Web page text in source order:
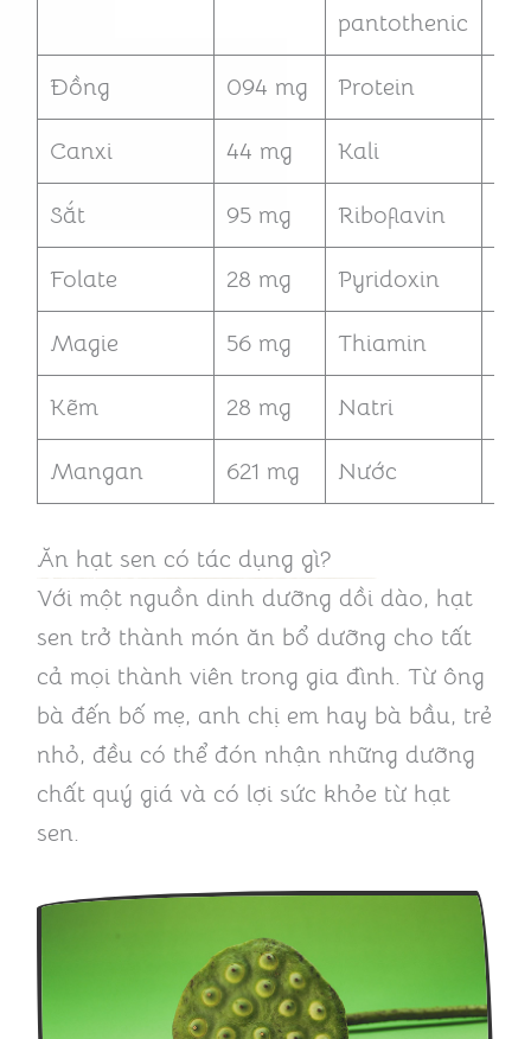
pantothenic
Đồng 094 mg Protein
Canxi 44 mg Kali
Sắt 95 mg Riboflavin
Folate 28 mg Pyridoxin
Magie 56 mg Thiamin
Kẽm 28 mg Natri
Mangan 621 mg Nước
Ăn hạt sen có tác dụng gì?
Với một nguồn dinh dưỡng dồi dào, hạt
sen trở thành món ăn bổ dưỡng cho tất
cả mọi thành viên trong gia đình. Từ ông
bà đến bố mẹ, anh chị em hay bà bầu, trẻ
nhỏ, đều có thể đón nhận những dưỡng
chất quý giá và có lợi sức khỏe từ hạt
sen.